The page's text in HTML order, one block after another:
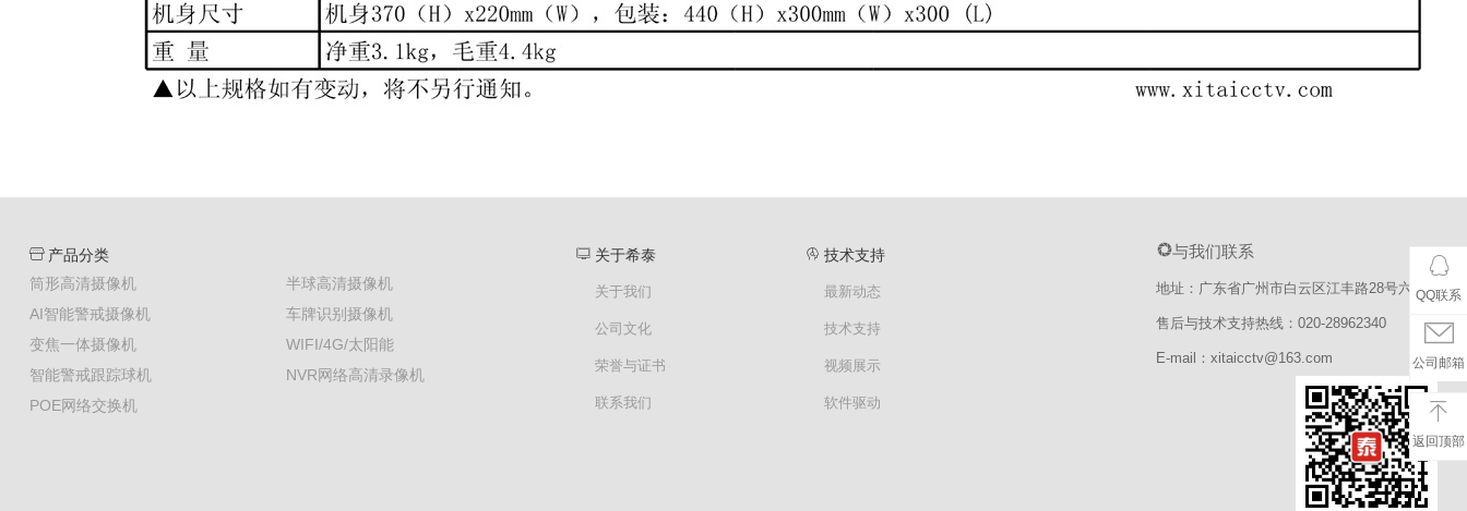
产品分类
筒形高清摄像机
半球高清摄像机
AI智能警戒摄像机
车牌识别摄像机
变焦一体摄像机
WIFI/4G/太阳能
智能警戒跟踪球机
NVR网络高清录像机
POE网络交换机
关于希泰
关于我们
公司文化
荣誉与证书
联系我们
技术支持
最新动态
技术支持
视频展示
软件驱动
与我们联系
地址：广东省广州市白云区江丰路28号六楼
售后与技术支持热线：020-28962340
E-mail：xitaicctv@163.com
QQ联系
公司邮箱
返回顶部